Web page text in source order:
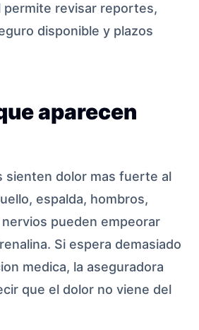
permite revisar reportes,
disponible y plazos
aparecen
sienten dolor mas fuerte al
espalda, hombros,
pueden empeorar
Si espera demasiado
medica, la aseguradora
que el dolor no viene del